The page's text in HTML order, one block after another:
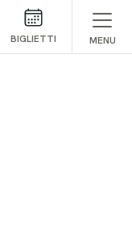
BIGLIETTI MENU